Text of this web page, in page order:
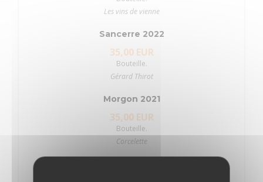
Les vins de vienne
Sancerre 2022
35,00 EUR
Bouteille.
Gérard Thirot
Morgon 2021
35,00 EUR
Bouteille.
Corcelette